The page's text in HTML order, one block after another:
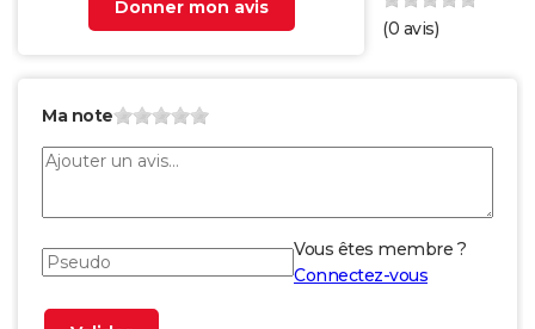
Donner mon avis
(0 avis)
Ma note
Vous êtes membre ?
Connectez-vous